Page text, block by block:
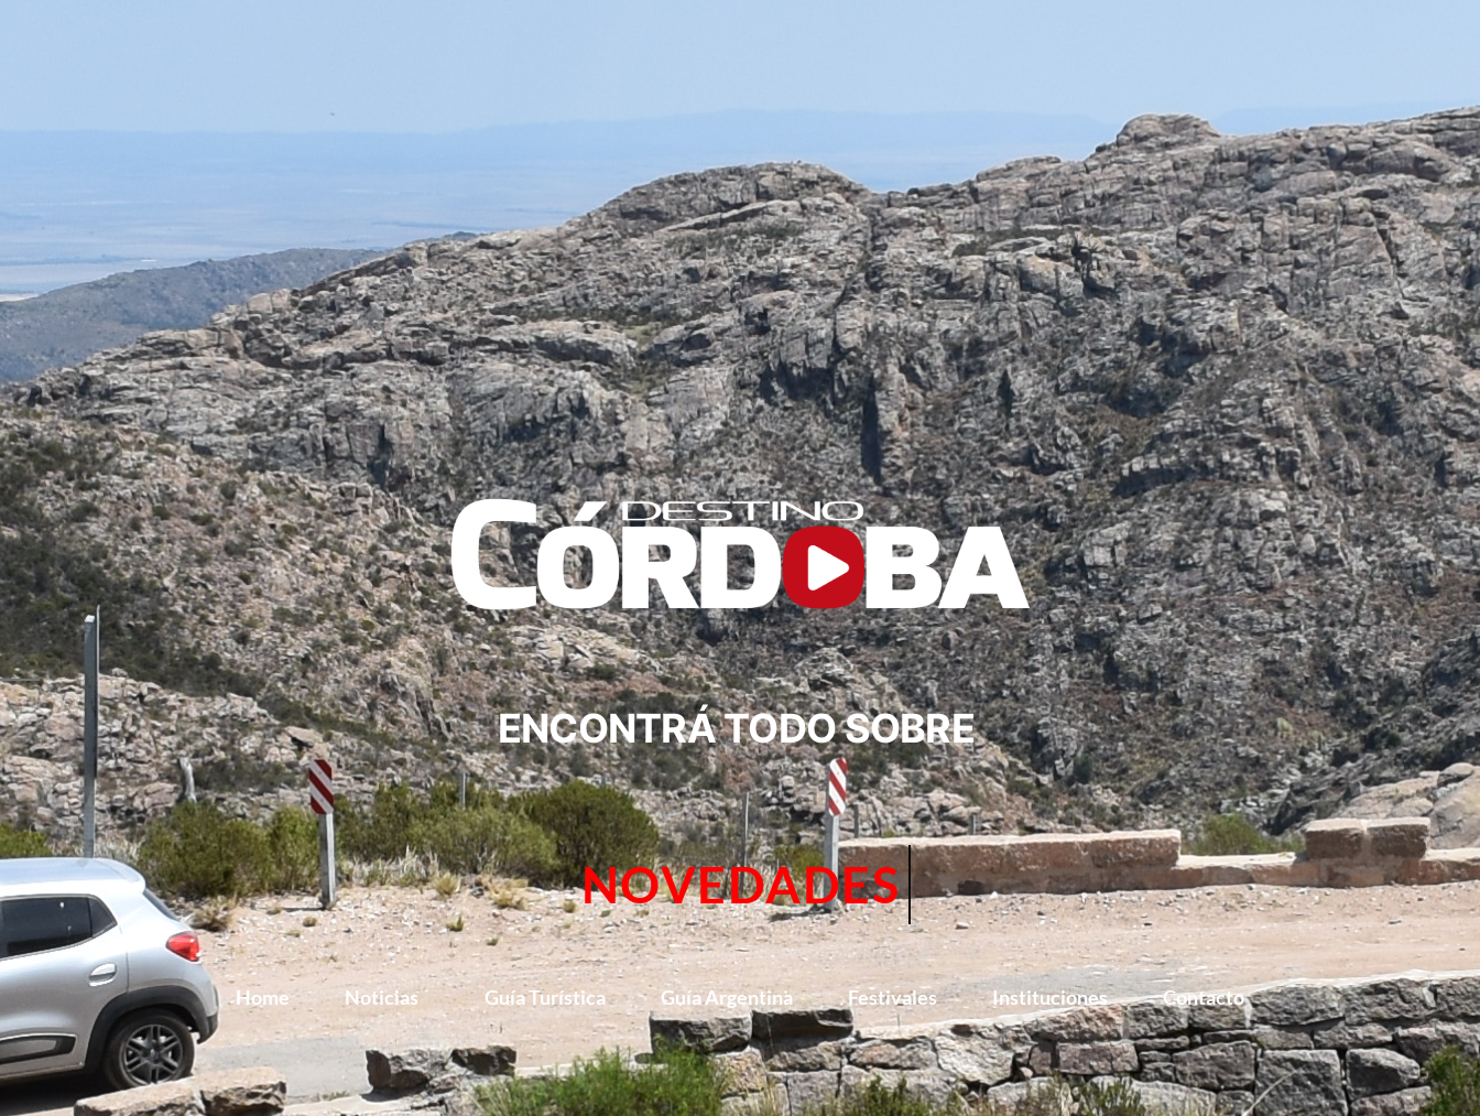
ENCONTRÁ TODO SOBRE
CIRCUITOS
Home Noticias Guía Turística Guía Argentina Festivales Instituciones Contacto